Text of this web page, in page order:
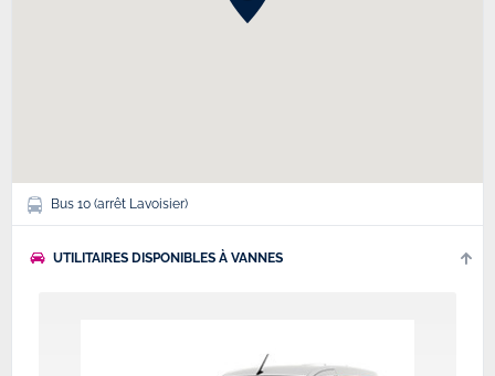
Bus 10 (arrêt Lavoisier)
UTILITAIRES DISPONIBLES À VANNES